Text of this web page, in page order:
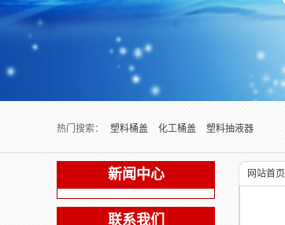
热门搜索：
塑料桶盖 化工桶盖 塑料抽液器
新闻中心
联系我们
网站首页